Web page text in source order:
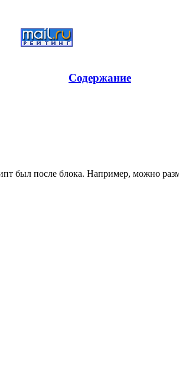
Содержание
был после блока. Например, можно